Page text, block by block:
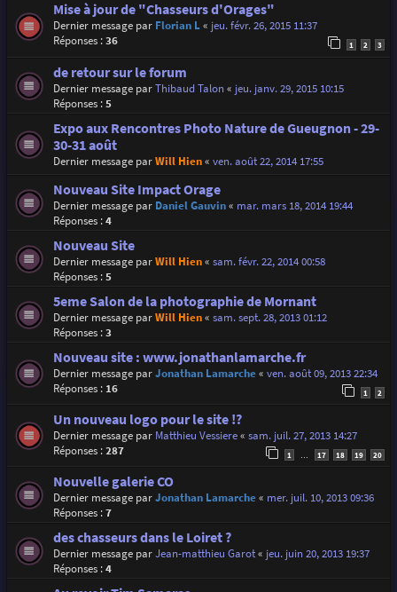
Mise à jour de "Chasseurs d'Orages"
Dernier message par Florian L« jeu. févr. 26, 2015 11:37
Réponses :36 1 2 3
de retour sur le forum
Dernier message parThibaud Talon« jeu. janv. 29, 2015 10:15
Réponses :5
Expo aux Rencontres Photo Nature de Gueugnon - 29-
30-31 août
Dernier message parWill Hien« ven. août 22, 2014 17:55
Nouveau Site Impact Orage
Dernier message par Daniel Gauvin« mar. mars 18, 2014 19:44
Réponses :4
Nouveau Site
Dernier message parWill Hien« sam. févr. 22, 2014 00:58
Réponses :5
5eme Salon de la photographie de Mornant
Dernier message parWill Hien« sam. sept. 28, 2013 01:12
Réponses :3
Nouveau site : www.jonathanlamarche.fr
Dernier message parJonathan Lamarche« ven. août 09, 2013 22:34
Réponses : 16 1 2
Un nouveau logo pour le site !?
Dernier message par Matthieu Vessiere« sam. juil. 27, 2013 14:27
Réponses :287 1 17 18 19 20
Nouvelle galerie CO
Dernier message parJonathan Lamarche« mer. juil. 10, 2013 09:36
Réponses :7
des chasseurs dans le Loiret ?
Dernier message parJean-matthieu Garot« jeu. juin 20, 2013 19:37
Réponses :4